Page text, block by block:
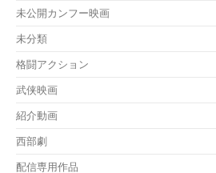
未公開カンフー映画
未分類
格闘アクション
武侠映画
紹介動画
西部劇
配信専用作品